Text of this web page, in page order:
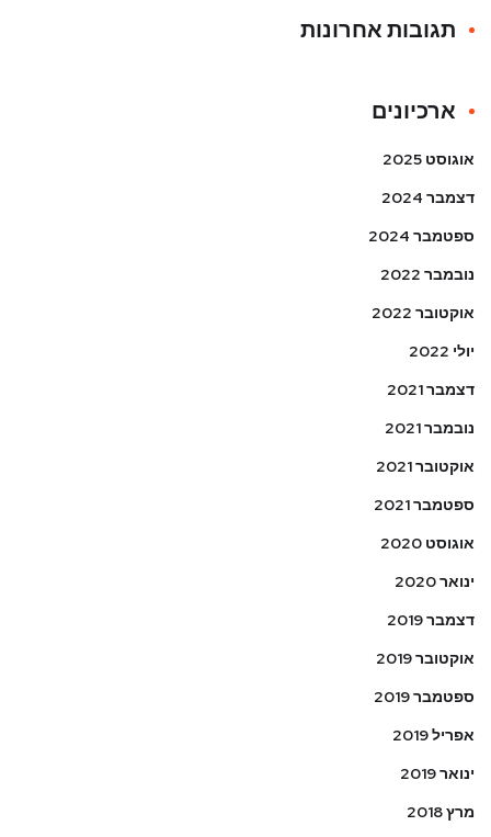
תגובות אחרונות
ארכיונים
אוגוסט 2025
דצמבר 2024
ספטמבר 2024
נובמבר 2022
אוקטובר 2022
יולי 2022
דצמבר 2021
נובמבר 2021
אוקטובר 2021
ספטמבר 2021
אוגוסט 2020
ינואר 2020
דצמבר 2019
אוקטובר 2019
ספטמבר 2019
אפריל 2019
ינואר 2019
מרץ 2018